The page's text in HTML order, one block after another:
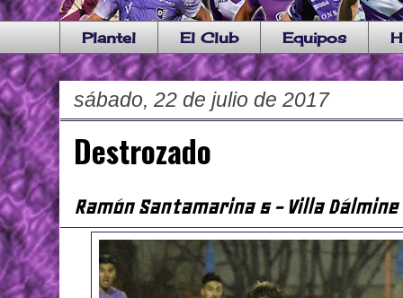
Plantel El Club Equipos
sábado, 22 de julio de 2017
Destrozado
Ramón Santamarina 5 - Villa Dálmine